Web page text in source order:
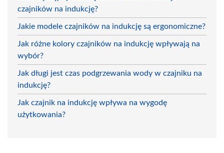
czajników na indukcję?
Jakie modele czajników na indukcję są ergonomiczne?
Jak różne kolory czajników na indukcję wpływają na
wybór?
Jak długi jest czas podgrzewania wody w czajniku na
indukcję?
Jak czajnik na indukcję wpływa na wygodę
użytkowania?